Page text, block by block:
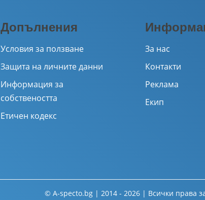
Допълнения
Условия за ползване
Защита на личните данни
Информация за
собствеността
Етичен кодекс
За нас
Контакти
Реклама
Екип
© A-specto.bg | 2014 - 2026 | Всички права